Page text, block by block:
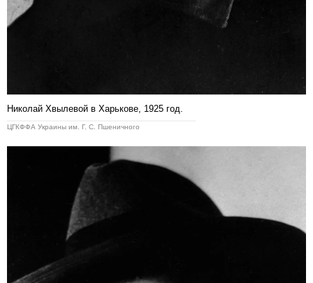
Николай Хвылевой в Харькове, 1925 год.
ЦГКФФА Украины им. Г. С. Пшеничного